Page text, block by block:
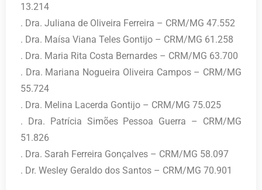
13.214
. Dra. Juliana de Oliveira Ferreira – CRM/MG 47.552
. Dra. Maísa Viana Teles Gontijo – CRM/MG 61.258
. Dra. Maria Rita Costa Bernardes – CRM/MG 63.700
. Dra. Mariana Nogueira Oliveira Campos – CRM/MG
55.724
. Dra. Melina Lacerda Gontijo – CRM/MG 75.025
. Dra. Patrícia Simões Pessoa Guerra – CRM/MG
51.826
. Dra. Sarah Ferreira Gonçalves – CRM/MG 58.097
. Dr. Wesley Geraldo dos Santos – CRM/MG 70.901